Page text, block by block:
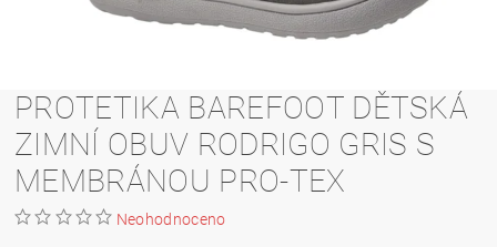
PROTETIKA BAREFOOT DĚTSKÁ
ZIMNÍ OBUV RODRIGO GRIS S
MEMBRÁNOU PRO-TEX
Neohodnoceno